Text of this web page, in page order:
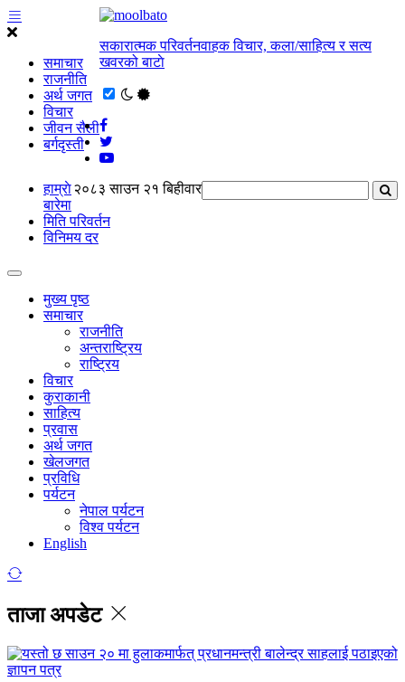
समाचार
राजनीति
अर्थ जगत
विचार
जीवन सैली
बर्गदृस्ती
सकारात्मक परिवर्तनवाहक विचार, कला/साहित्य र सत्य
खवरको बाटाे
२०८३ साउन २१ बिहीवार
हाम्राे
बारेमा
मिति परिवर्तन
विनिमय दर
मुख्य पृष्ठ
समाचार
राजनीति
अन्तराष्ट्रिय
राष्ट्रिय
विचार
कुराकानी
साहित्य
प्रवास
अर्थ जगत
खेलजगत
प्रविधि
पर्यटन
नेपाल पर्यटन
विश्व पर्यटन
English
ताजा अपडेट